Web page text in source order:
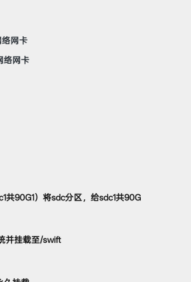
络网卡
络网卡
共90G1）将sdc分区，给sdc1共90G
并挂载至/swift